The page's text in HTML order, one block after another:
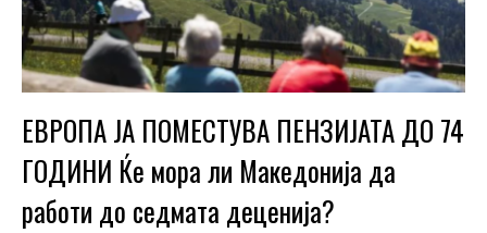
ЕВРОПА ЈА ПОМЕСТУВА ПЕНЗИЈАТА ДО 74
ГОДИНИ Ќе мора ли Македонија да
работи до седмата деценија?